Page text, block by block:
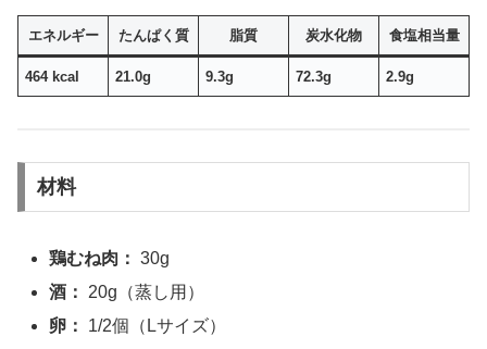
エネルギー たんぱく質 脂質 炭水化物 食塩相当量
464 kcal 21.0g 9.3g 72.3g 2.9g
材料
鶏むね肉： 30g
酒：
20g（蒸し用）
卵：
1/2個（Lサイズ）